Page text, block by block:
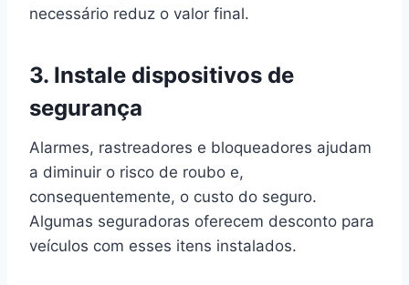
necessário reduz o valor final.
3. Instale dispositivos de
segurança
Alarmes, rastreadores e bloqueadores ajudam
a diminuir o risco de roubo e,
consequentemente, o custo do seguro.
Algumas seguradoras oferecem desconto para
veículos com esses itens instalados.